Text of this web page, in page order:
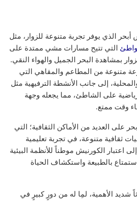
الذي يوفر تجربة متنوعة للزوار، مثل
التي تتيح مسارات مشي ممتدة على
بمشاهدة البحر الجميل والهواء النقي.
متنوعة من المطاعم والمقاهي التي
إلى جانب الأنشطة الترفيهية مثل
على الشاطئ، مما يجعله وجهة
وقت ممتع.
على العديد من الأماكن الثقافية؛ التي
ثقافية متنوعة، في تجربة تعليمية
إلى اعتبار الكورنيش موطناً للأنظمة البيئية
بالطبيعة واستكشاف الحياة
شديد الأهمية، لمِا له من دورٍ كبيرٍ في